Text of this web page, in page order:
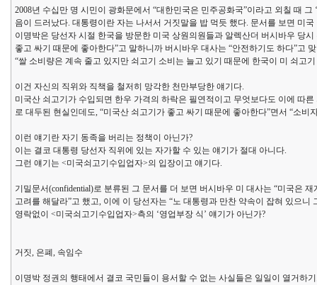
2008년 수십만 명 시민이 광화문에서 “대한민국은 민주공화국”이라고 외칠 때
음이 드러났다. 대통령이란 자는 나서서 거짓말을 밥 먹듯 했다. 문서를 보면 미
이명박은 당선자 시절 한국을 방문한 미국 상원의원들과 알렉산더 버시바우 당
좋고 싸기 때문에 좋아한다”고 말하니까 버시바우 대사는 “안전하기도 하다”고
“쌀 소비량은 계속 줄고 있지만 쇠고기 소비는 늘고 있기 때문에 한국이 미 쇠고
이건 자신의 직위와 직책을 철저히 망각한 천만부당한 얘기다.
미국산 쇠고기가 수입되면 한우 가격의 하락은 필연적이고 무엇보다도 이에 따
로 대두된 현실인데도, “미국산 쇠고기가 좋고 싸기 때문에 좋아한다”면서 “소비
이런 얘기란 자기 동족을 버리는 정책이 아닌가?
이는 결코 대통령 당선자 직위에 있는 자가할 수 있는 얘기가 절대 아니다.
그런 얘기는 <미국쇠고기수입업자>의 입장이고 얘기다.
기밀문서(confidential)로 분류된 그 문서를 더 보면 버시바우 미 대사는 “미국은
고려를 해달라”고 했고, 이에 이 당선자는 “노 대통령과 만찬 약속이 잡혀 있으
영락없이 <미국쇠고기수입업자>측의 ‘영업부장 식’ 얘기가 아닌가?
거짓, 은폐, 속임수
이명박 정권의 행태에서 결코 국민들이 용서할 수 없는 사실들은 일일이 열거하